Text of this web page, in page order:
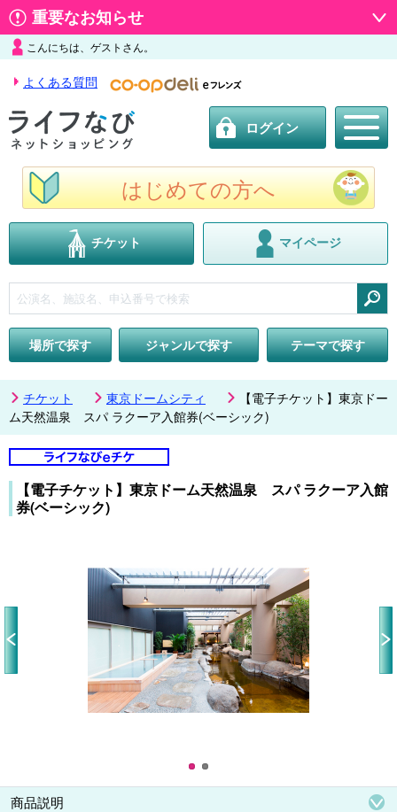
重要なお知らせ
こんにちは、ゲストさん。
よくある質問
ログイン
はじめての方へ
チケット マイページ
場所で探す
ジャンルで探す テーマで探す
チケット 東京ドームシティ
【電子チケット】東京ドー
ム天然温泉 スパ ラクーア入館券(ベーシック)
【電子チケット】東京ドーム天然温泉 スパ ラクーア入館
券(ベーシック)
商品説明